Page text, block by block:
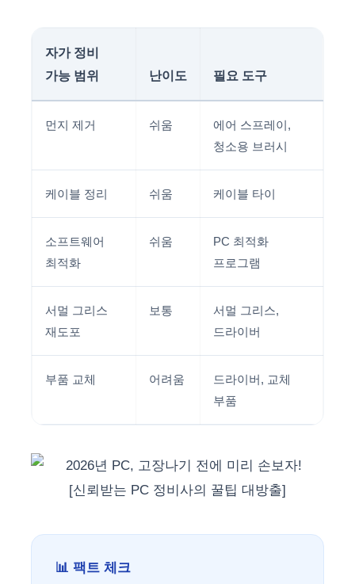
자가 정비
가능 범위
난이도 필요 도구
먼지 제거 쉬움
에어 스프레이,
청소용 브러시
케이블 정리 쉬움 케이블 타이
소프트웨어
최적화
쉬움
PC 최적화
프로그램
서멀 그리스
재도포
보통
서멀 그리스,
드라이버
부품 교체 어려움
드라이버, 교체
부품
📊 팩트 체크